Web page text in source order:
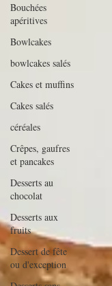
Bouchées
apéritives
Bowlcakes
bowlcakes salés
Cakes et muffins
Cakes salés
céréales
Crêpes, gaufres
et pancakes
Desserts au
chocolat
Desserts aux
fruits
Dessert de fête
ou d'exception